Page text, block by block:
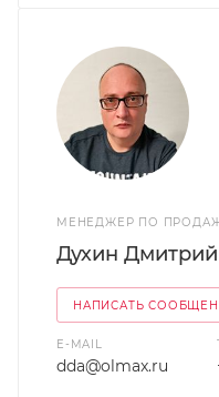
МЕНЕДЖЕР ПО
Духин
НАПИСАТЬ
E-MAIL
dda@olmax.ru